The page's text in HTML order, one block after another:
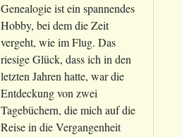
Genealogie ist ein spannendes
Hobby, bei dem die Zeit
vergeht, wie im Flug. Das
riesige Glück, dass ich in den
letzten Jahren hatte, war die
Entdeckung von zwei
Tagebüchern, die mich auf die
Reise in die Vergangenheit